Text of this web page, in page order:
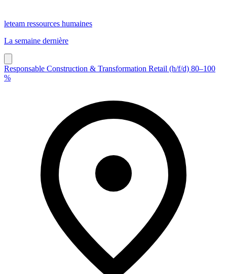
leteam ressources humaines
La semaine dernière
Responsable Construction & Transformation Retail (h/f/d) 80–100
%